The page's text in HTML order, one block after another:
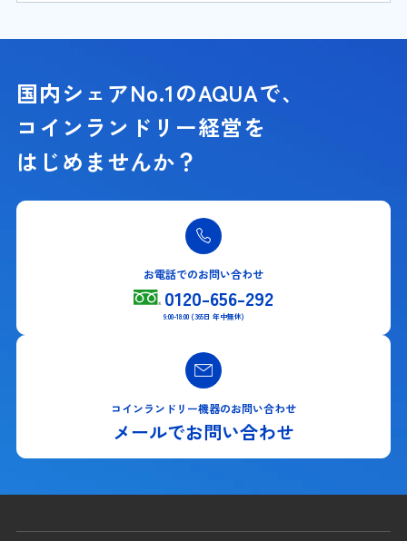
国内シェアNo.1のAQUAで、
コインランドリー経営を
はじめませんか？
お電話でのお問い合わせ
0120-656-292
9:00-18:00 (365日 年中無休)
コインランドリー機器のお問い合わせ
メールでお問い合わせ